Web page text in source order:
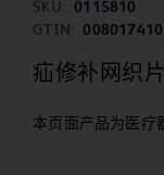
SKU:
0115810
GTIN:
疝修补网织片
本页面产品为医疗